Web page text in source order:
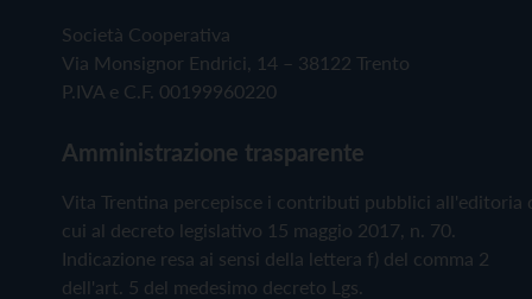
Società Cooperativa
Via Monsignor Endrici, 14 – 38122 Trento
P.IVA e C.F. 00199960220
Amministrazione trasparente
Vita Trentina percepisce i contributi pubblici all'editoria
cui al decreto legislativo 15 maggio 2017, n. 70.
Indicazione resa ai sensi della lettera f) del comma 2
dell'art. 5 del medesimo decreto Lgs.